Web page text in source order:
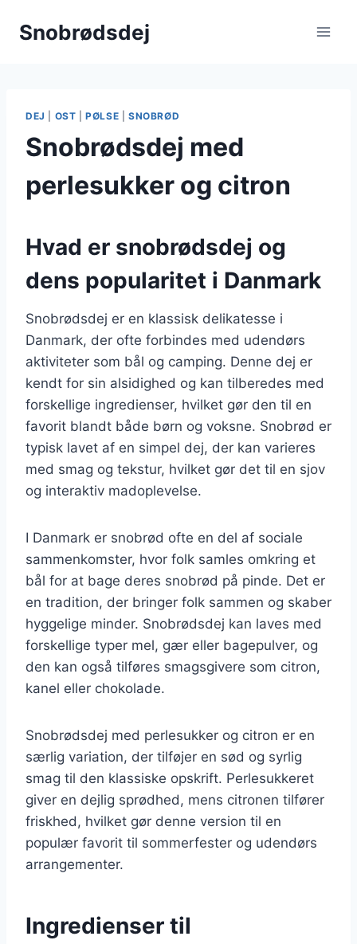
Snobrødsdej
DEJ OST |PØLSE SNOBRØD
Snobrødsdej med
perlesukker og citron
Hvad er snobrødsdej og
dens popularitet i Danmark
Snobrødsdej er en klassisk delikatesse i
Danmark, der ofte forbindes med udendørs
aktiviteter som bål og camping. Denne dej er
kendt for sin alsidighed og kan tilberedes med
forskellige ingredienser, hvilket gør den til en
favorit blandt både børn og voksne. Snobrød er
typisk lavet af en simpel dej, der kan varieres
med smag og tekstur, hvilket gør det til en sjov
og interaktiv madoplevelse.
I Danmark er snobrød ofte en del af sociale
sammenkomster, hvor folk samles omkring et
bål for at bage deres snobrød på pinde. Det er
en tradition, der bringer folk sammen og skaber
hyggelige minder. Snobrødsdej kan laves med
forskellige typer mel, gær eller bagepulver, og
den kan også tilføres smagsgivere som citron,
kanel eller chokolade.
Snobrødsdej med perlesukker og citron er en
særlig variation, der tilføjer en sød og syrlig
smag til den klassiske opskrift. Perlesukkeret
giver en dejlig sprødhed, mens citronen tilfører
friskhed, hvilket gør denne version til en
populær favorit til sommerfester og udendørs
arrangementer.
Ingredienser til